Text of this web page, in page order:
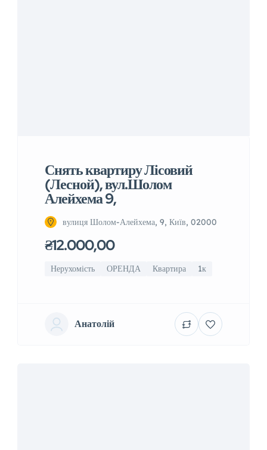
Снять квартиру Лісовий
(Лесной), вул.Шолом
Алейхема 9,
вулиця Шолом-Алейхема, 9, Київ, 02000
₴12.000,00
Нерухомість ОРЕНДА Квартира 1к
Анатолій